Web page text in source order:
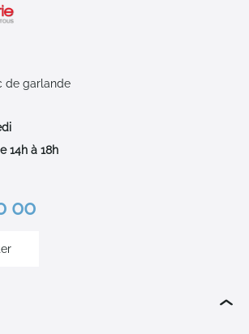
de garlande
14h à 18h
00